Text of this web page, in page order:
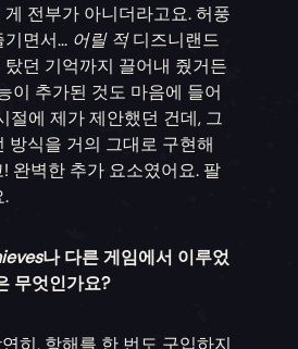
전부가 아니더라고요. 허풍
면서... 어릴 적 디즈니랜드
던 기억까지 끌어내 줬거든
이 추가된 것도 마음에 들어
절에 제가 제안했던 건데, 그
방식을 거의 그대로 구현해
완벽한 추가 요소였어요. 팔
.
나 다른 게임에서 이루었
무엇인가요?
히, 항해를 한 번도 구입하지